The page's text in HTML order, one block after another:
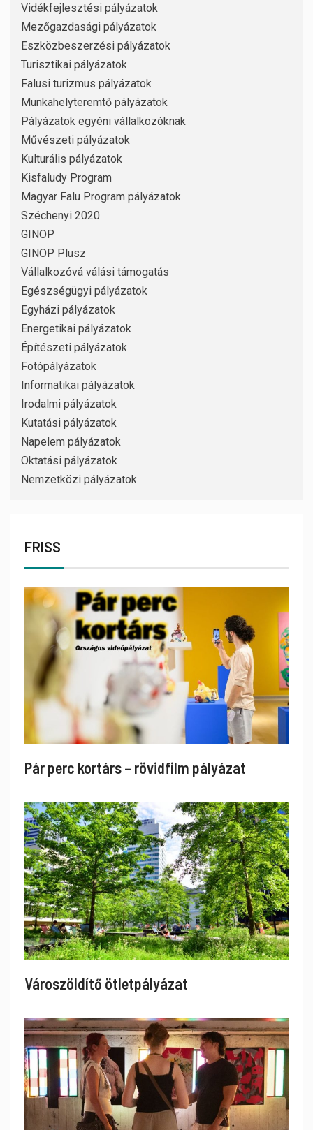
Vidékfejlesztési pályázatok
Mezőgazdasági pályázatok
Eszközbeszerzési pályázatok
Turisztikai pályázatok
Falusi turizmus pályázatok
Munkahelyteremtő pályázatok
Pályázatok egyéni vállalkozóknak
Művészeti pályázatok
Kulturális pályázatok
Kisfaludy Program
Magyar Falu Program pályázatok
Széchenyi 2020
GINOP
GINOP Plusz
Vállalkozóvá válási támogatás
Egészségügyi pályázatok
Egyházi pályázatok
Energetikai pályázatok
Építészeti pályázatok
Fotópályázatok
Informatikai pályázatok
Irodalmi pályázatok
Kutatási pályázatok
Napelem pályázatok
Oktatási pályázatok
Nemzetközi pályázatok
FRISS
Pár perc kortárs – rövidfilm pályázat
Városzöldítő ötletpályázat